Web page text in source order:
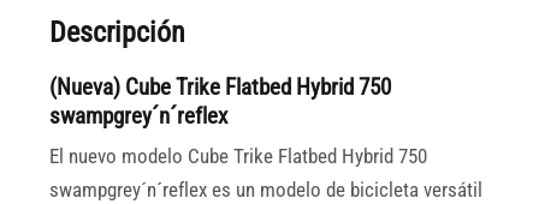
Descripción
(Nueva) Cube Trike Flatbed Hybrid 750
swampgrey´n´reflex
El nuevo modelo Cube Trike Flatbed Hybrid 750
swampgrey´n´reflex es un modelo de bicicleta versátil